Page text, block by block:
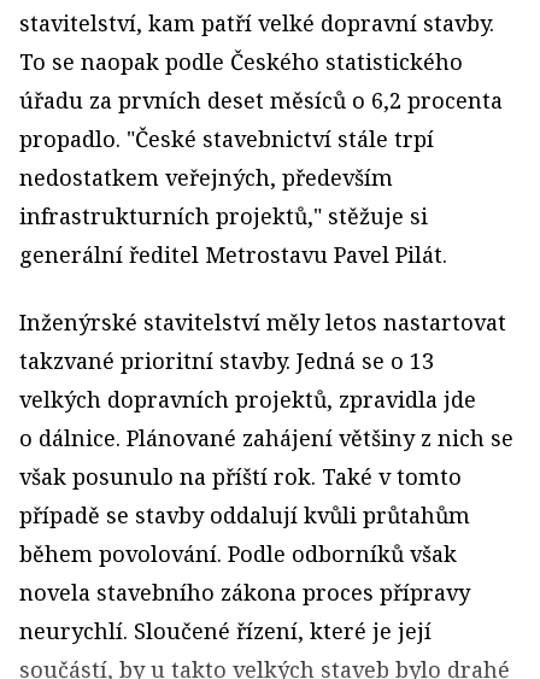
stavitelství, kam patří velké dopravní stavby.
To se naopak podle Českého statistického
úřadu za prvních deset měsíců o 6,2 procenta
propadlo. "České stavebnictví stále trpí
nedostatkem veřejných, především
infrastrukturních projektů," stěžuje si
generální ředitel Metrostavu Pavel Pilát.
Inženýrské stavitelství měly letos nastartovat
takzvané prioritní stavby. Jedná se o 13
velkých dopravních projektů, zpravidla jde
o dálnice. Plánované zahájení většiny z nich se
však posunulo na příští rok. Také v tomto
případě se stavby oddalují kvůli průtahům
během povolování. Podle odborníků však
novela stavebního zákona proces přípravy
neurychlí. Sloučené řízení, které je její
součástí, by u takto velkých staveb bylo drahé